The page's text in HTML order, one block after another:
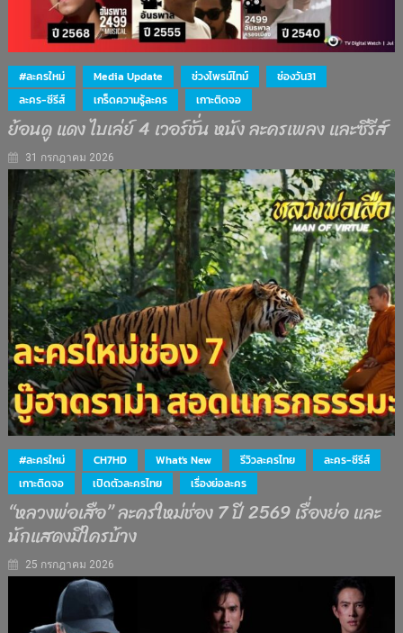
#ละครใหม่ Media Update ช่วงไพรม์ไทม์
ช่องวัน31
ละคร-ซีรีส์
เกร็ดความรู้ละคร เกาะติดจอ
ย้อนดู แดง ไบเล่ย์ 4 เวอร์ชั่น หนัง ละครเพลง และซีรีส์
31 กรกฎาคม 2026
#ละครใหม่ CH7HD What's New รีวิวละครไทย
ละคร-ซีรีส์
เกาะติดจอ
เปิดตัวละครไทย เรื่องย่อละคร
“หลวงพ่อเสือ” ละครใหม่ช่อง 7 ปี 2569 เรื่องย่อ และ
นักแสดงมีใครบ้าง
25 กรกฎาคม 2026